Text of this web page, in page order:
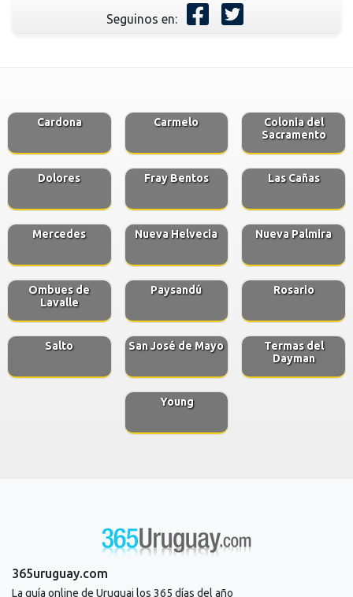
Seguinos en:
Cardona Carmelo
Colonia del
Sacramento
Dolores Fray Bentos Las Cañas
Mercedes Nueva Helvecia Nueva Palmira
Ombues de
Lavalle
Paysandú Rosario
Salto San José de Mayo
Termas del
Dayman
Young
365uruguay.com
La guía online de Uruguai los 365 días del año